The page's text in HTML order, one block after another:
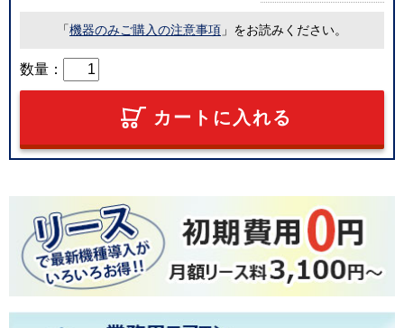
「機器のみご購入の注意事項 」をお読みください。
数量：
カートに入れる